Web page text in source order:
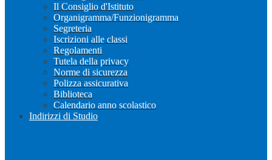
Il Consiglio d'Istituto
Organigramma/Funzionigramma
Segreteria
Iscrizioni alle classi
Regolamenti
Tutela della privacy
Norme di sicurezza
Polizza assicurativa
Biblioteca
Calendario anno scolastico
Indirizzi di Studio